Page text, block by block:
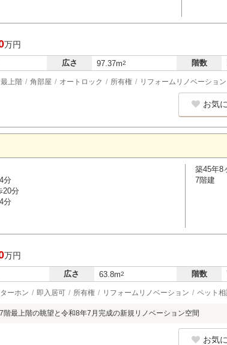
万円
広さ 97.37m2 階数
最上階 角部屋 オートロック 所有権 リフォームリノベーション
お気
分
20分
分
築45年8
7階建
万円
広さ 63.8m2 階数
ーホン 即入居可 所有権 リフォームリノベーション ペット
7階最上階の眺望と令和8年7月完成の新規リノベーション空間
お気